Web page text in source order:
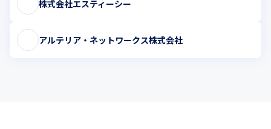
株式会社エスティーシー
アルテリア・ネットワークス株式会社